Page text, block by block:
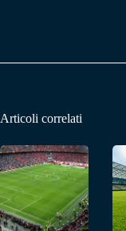
Articoli correlati